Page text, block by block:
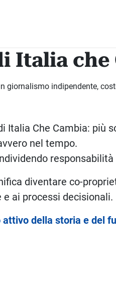
Italia che
giornalismo indipendente,
Italia Che Cambia: più
nel tempo.
responsabilità
diventare co-
ai processi decisionali.
della storia e del